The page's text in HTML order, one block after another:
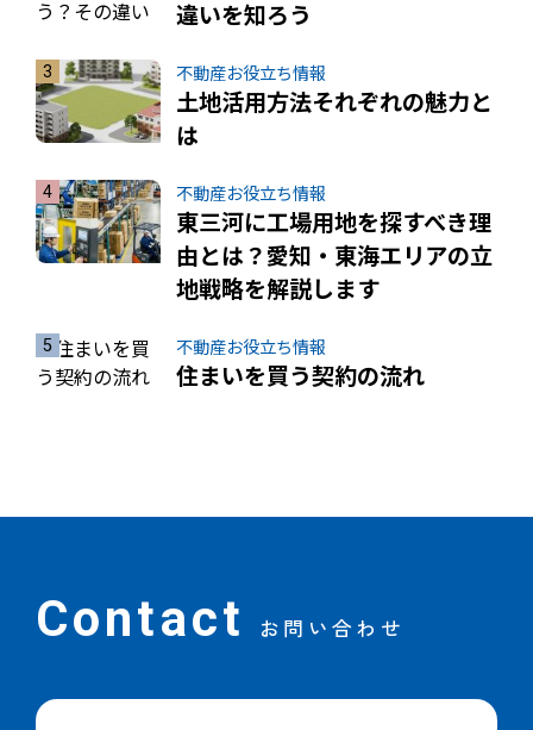
違いを知ろう
不動産お役立ち情報
土地活用方法それぞれの魅力と
は
不動産お役立ち情報
東三河に工場用地を探すべき理
由とは？愛知・東海エリアの立
地戦略を解説します
不動産お役立ち情報
住まいを買う契約の流れ
Contact お問い合わせ